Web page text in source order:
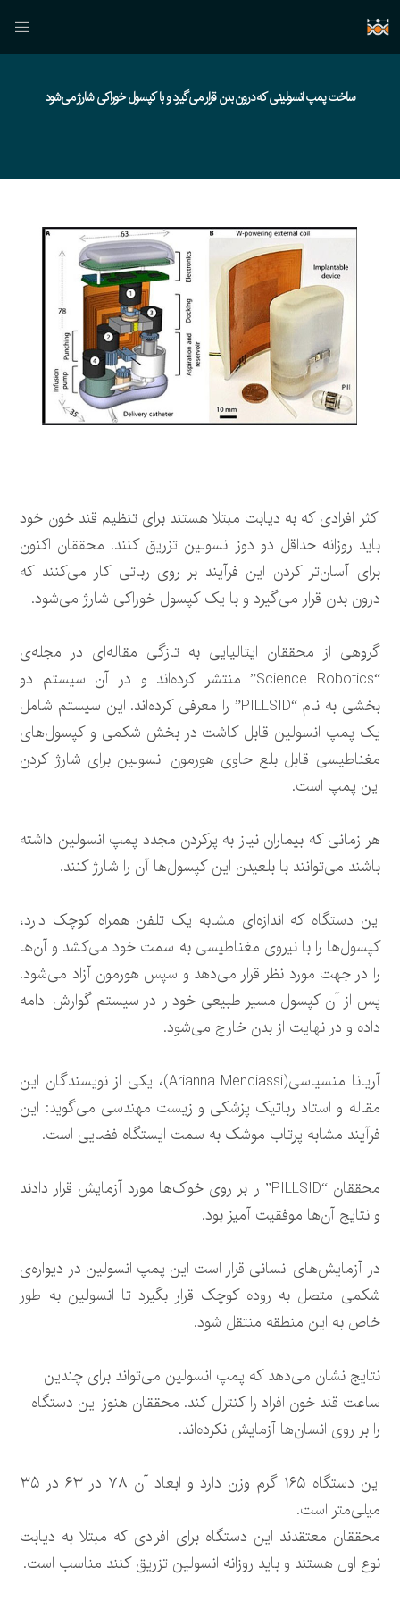
ساخت پمپ انسولینی که درون بدن قرار می‌گیرد و با کپسول خوراکی شارژ می‌شود
اکثر افرادی که به دیابت مبتلا هستند برای تنظیم قند خون خود
باید روزانه حداقل دو دوز انسولین تزریق کنند. محققان اکنون
برای آسان‌تر کردن این فرآیند بر روی رباتی کار می‌کنند که
درون بدن قرار می‌گیرد و با یک کپسول خوراکی شارژ می‌شود.
گروهی از محققان ایتالیایی به تازگی مقاله‌ای در مجله‌ی
“Science Robotics” منتشر کرده‌اند و در آن سیستم دو
بخشی به نام “PILLSID” را معرفی کرده‌اند. این سیستم شامل
یک پمپ انسولین قابل کاشت در بخش شکمی و کپسول‌های
مغناطیسی قابل بلع حاوی هورمون انسولین برای شارژ کردن
این پمپ است.
هر زمانی که بیماران نیاز به پرکردن مجدد پمپ انسولین داشته
باشند می‌توانند با بلعیدن این کپسول‌ها آن را شارژ کنند.
این دستگاه که اندازه‌ای مشابه یک تلفن همراه کوچک دارد،
کپسول‌ها را با نیروی مغناطیسی به سمت خود می‌کشد و آن‌ها
را در جهت مورد نظر قرار می‌دهد و سپس هورمون آزاد می‌شود.
پس از آن کپسول مسیر طبیعی خود را در سیستم گوارش ادامه
داده و در نهایت از بدن خارج می‌شود.
آریانا منسیاسی(Arianna Menciassi)، یکی از نویسندگان این
مقاله و استاد رباتیک پزشکی و زیست مهندسی می‌گوید: این
فرآیند مشابه پرتاب موشک به سمت ایستگاه فضایی است.
محققان “PILLSID” را بر روی خوک‌ها مورد آزمایش قرار دادند
و نتایج آن‌ها موفقیت آمیز بود.
در آزمایش‌های انسانی قرار است این پمپ انسولین در دیواره‌ی
شکمی متصل به روده کوچک قرار بگیرد تا انسولین به طور
خاص به این منطقه منتقل شود.
نتایج نشان می‌دهد که پمپ انسولین می‌تواند برای چندین
ساعت قند خون افراد را کنترل کند. محققان هنوز این دستگاه
را بر روی انسان‌ها آزمایش نکرده‌اند.
این دستگاه ۱۶۵ گرم وزن دارد و ابعاد آن ۷۸ در ۶۳ در ۳۵
میلی‌متر است.
محققان معتقدند این دستگاه برای افرادی که مبتلا به دیابت
نوع اول هستند و باید روزانه انسولین تزریق کنند مناسب است.